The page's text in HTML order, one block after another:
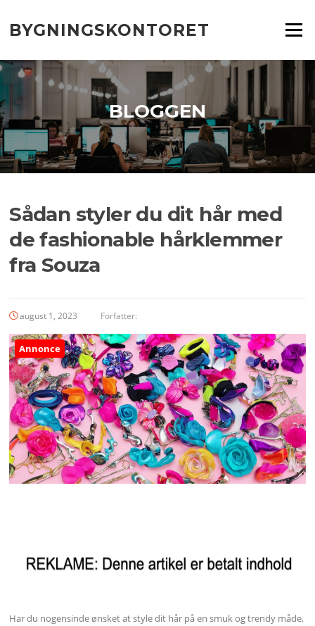
indhold
BYGNINGSKONTORET Menu
BLOGGEN
Sådan styler du dit hår med
de fashionable hårklemmer
fra Souza
august 1, 2023 Forfatter:
Annonce
Har du nogensinde ønsket at style dit hår på en smuk og trendy måde,